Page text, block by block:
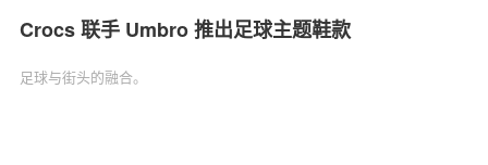
Crocs 联手 Umbro 推出足球主题鞋款
足球与街头的融合。